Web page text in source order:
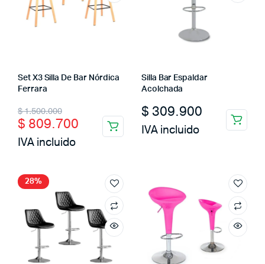
Set X3 Silla De Bar Nórdica
Ferrara
$1.500.000
Original
price
was:
$ 809.700
Current
price
is:
IVA incluido
Silla Bar Espaldar
Acolchada
$ 309.900
IVA incluido
28%